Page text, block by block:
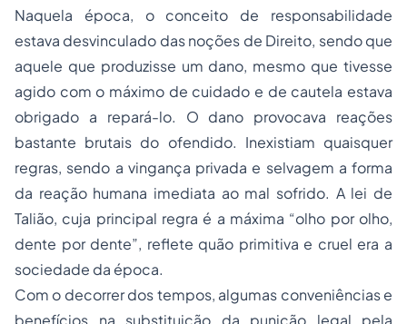
Naquela época, o conceito de responsabilidade
estava desvinculado das noções de Direito, sendo que
aquele que produzisse um dano, mesmo que tivesse
agido com o máximo de cuidado e de cautela estava
obrigado a repará-lo. O dano provocava reações
bastante brutais do ofendido. Inexistiam quaisquer
regras, sendo a vingança privada e selvagem a forma
da reação humana imediata ao mal sofrido. A lei de
Talião, cuja principal regra é a máxima “olho por olho,
dente por dente”, reflete quão primitiva e cruel era a
sociedade da época.
Com o decorrer dos tempos, algumas conveniências e
benefícios na substituição da punição legal pela